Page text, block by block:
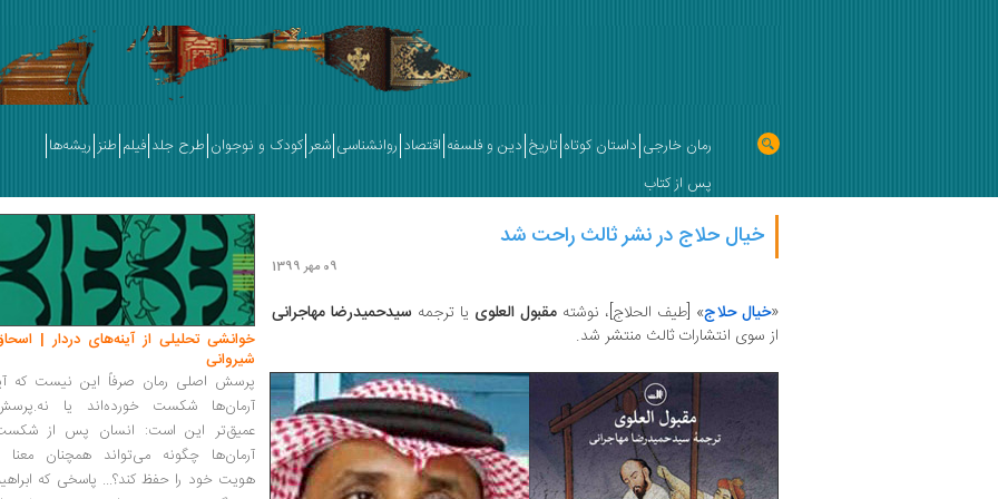
رمان خارجی داستان کوتاه تاریخ دین و فلسفه اقتصاد روانشناسی شعر کودک و نوجوان طرح جلد فیلم طنز ریشه‌ها
پس از کتاب
خیال حلاج در نشر ثالث راحت شد
09 مهر 1399
«خیال حلاج» [طیف الحلاج]، نوشته مقبول العلوی یا ترجمه سید‌حمیدرضا مهاجرانی
از سوی انتشارات ثالث منتشر شد.
خوانشی تحلیلی از آینه‌های دردار |
شیروانی
پرسش اصلی رمان صرفاً این نیست که
آرمان‌ها شکست خورده‌اند یا
عمیق‌تر این است: انسان پس از
آرمان‌ها چگونه می‌تواند همچنان معنا
هویت خود را حفظ کند؟... پاسخی که